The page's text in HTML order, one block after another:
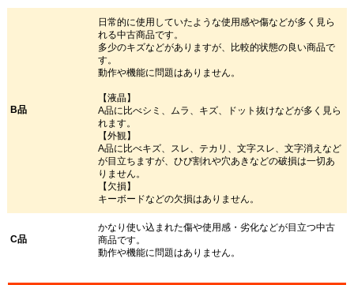
B品
日常的に使用していたような使用感や傷などが多く見ら
れる中古商品です。
多少のキズなどがありますが、比較的状態の良い商品で
す。
動作や機能に問題はありません。
【液晶】
A品に比べシミ、ムラ、キズ、ドット抜けなどが多く見ら
れます。
【外観】
A品に比べキズ、スレ、テカリ、文字スレ、文字消えなど
が目立ちますが、ひび割れや穴あきなどの破損は一切あ
りません。
【欠損】
キーボードなどの欠損はありません。
C品
かなり使い込まれた傷や使用感・劣化などが目立つ中古
商品です。
動作や機能に問題はありません。